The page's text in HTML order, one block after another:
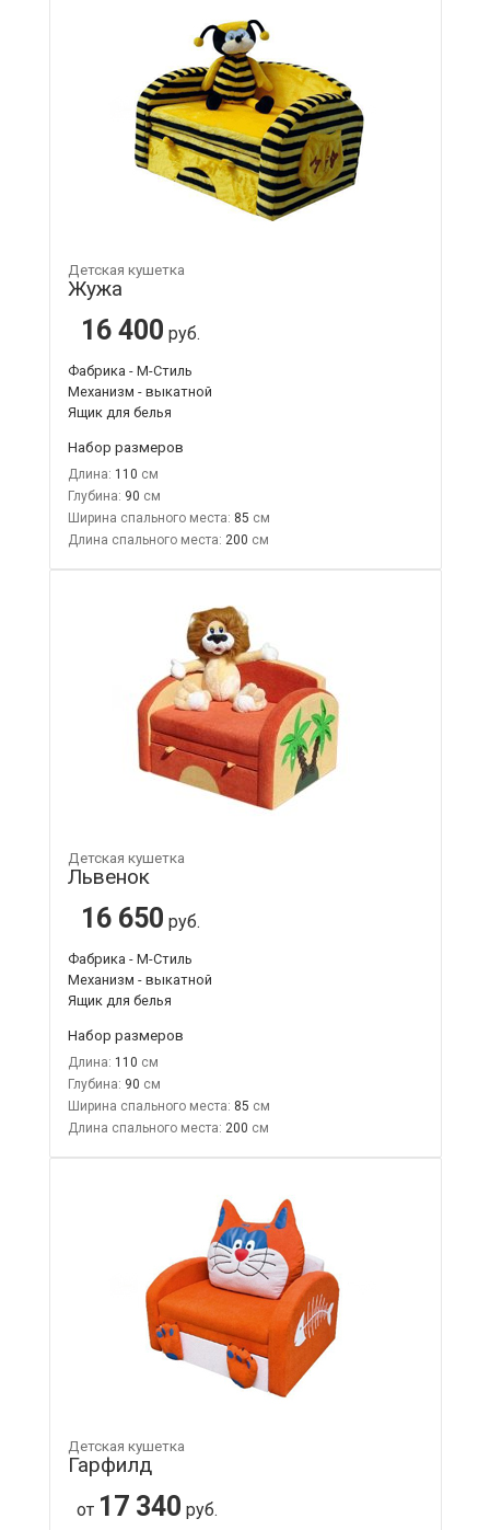
Детская кушетка
Жужа
16 400 руб.
Фабрика - М-Стиль
Механизм - выкатной
Ящик для белья
Набор размеров
Длина: 110
Глубина: 90
Ширина спального места: 85
Длина спального места: 200
Детская кушетка
Львенок
16 650 руб.
Фабрика - М-Стиль
Механизм - выкатной
Ящик для белья
Набор размеров
Длина: 110
Глубина: 90
Ширина спального места: 85
Длина спального места: 200
Детская кушетка
Гарфилд
от 17 340 руб.